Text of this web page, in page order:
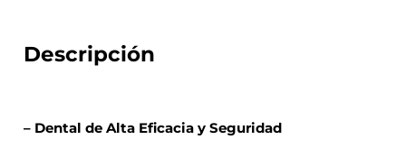
Descripción
– Dental de Alta Eficacia y Seguridad